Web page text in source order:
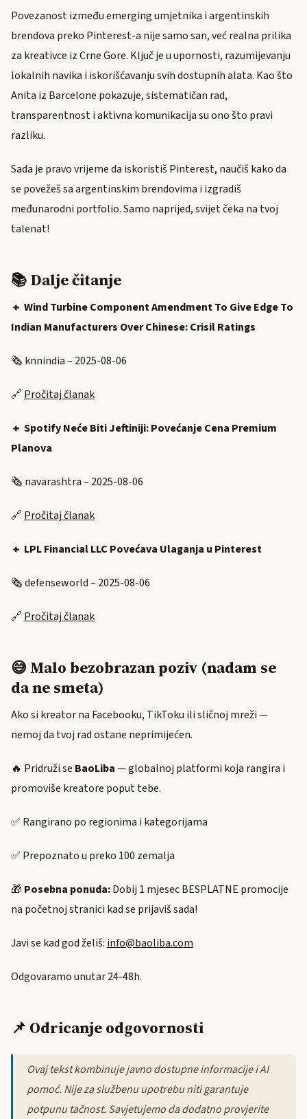
Povezanost između emerging umjetnika i argentinskih
brendova preko Pinterest-a nije samo san, već realna prilika
za kreativce iz Crne Gore. Ključ je u upornosti, razumijevanju
lokalnih navika i iskorišćavanju svih dostupnih alata. Kao što
Anita iz Barcelone pokazuje, sistematičan rad,
transparentnost i aktivna komunikacija su ono što pravi
razliku.
Sada je pravo vrijeme da iskoristiš Pinterest, naučiš kako da
se povežeš sa argentinskim brendovima i izgradiš
međunarodni portfolio. Samo naprijed, svijet čeka na tvoj
talenat!
📚 Dalje čitanje
🔸 Wind Turbine Component Amendment To Give Edge To
Indian Manufacturers Over Chinese: Crisil Ratings
🗞️ knnindia – 2025-08-06
🔗 Pročitaj članak
🔸 Spotify Neće Biti Jeftiniji: Povećanje Cena Premium
Planova
🗞️ navarashtra – 2025-08-06
🔗 Pročitaj članak
🔸 LPL Financial LLC Povećava Ulaganja u Pinterest
🗞️ defenseworld – 2025-08-06
🔗 Pročitaj članak
😅 Malo bezobrazan poziv (nadam se
da ne smeta)
Ako si kreator na Facebooku, TikToku ili sličnoj mreži —
nemoj da tvoj rad ostane neprimijećen.
🔥 Pridruži se BaoLiba— globalnoj platformi koja rangira i
promoviše kreatore poput tebe.
✅ Rangirano po regionima i kategorijama
✅ Prepoznato u preko 100 zemalja
🎁 Posebna ponuda:Dobij 1 mjesec BESPLATNE promocije
na početnoj stranici kad se prijaviš sada!
Javi se kad god želiš: info@baoliba.com
Odgovaramo unutar 24-48h.
📌 Odricanje odgovornosti
Ovaj tekst kombinuje javno dostupne informacije i AI
pomoć. Nije za službenu upotrebu niti garantuje
potpunu tačnost. Savjetujemo da dodatno provjerite